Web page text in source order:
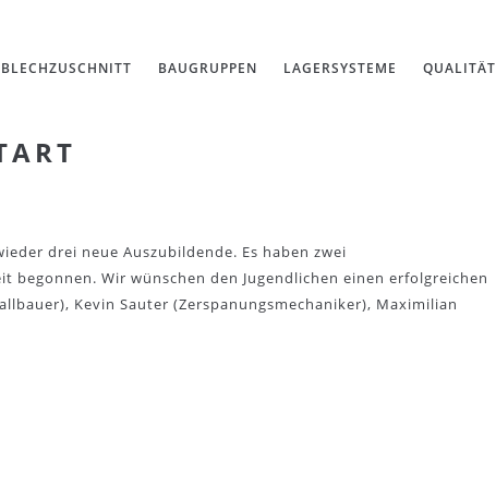
BLECHZUSCHNITT BAUGRUPPEN LAGERSYSTEME QUALITÄT
drei neue Auszubildende. Es haben zwei
Wir wünschen den Jugendlichen einen erfolgreichen
Kevin Sauter (Zerspanungsmechaniker), Maximilian